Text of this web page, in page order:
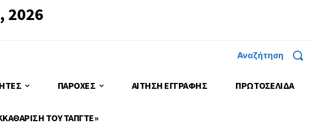
2026
Αναζήτηση
ΠΑΡΟΧΕΣ ΑΙΤΗΣΗ ΕΓΓΡΑΦΗΣ ΠΡΩΤΟΣΈΛΙΔΑ
ΤΟΥ ΤΑΠΓΤΕ»